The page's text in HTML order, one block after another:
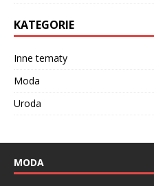
KATEGORIE
Inne tematy
Moda
Uroda
MODA